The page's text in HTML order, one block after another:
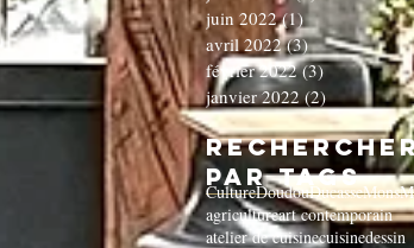
juin 2022 (1)1 post
avril 2022 (3)3 posts
février 2022 (3)3 posts
janvier 2022 (2)2 posts
par Tags
CultureDoudouDucasseMons
agricultureart contemporain
atelier de cuisinecuisinedessin